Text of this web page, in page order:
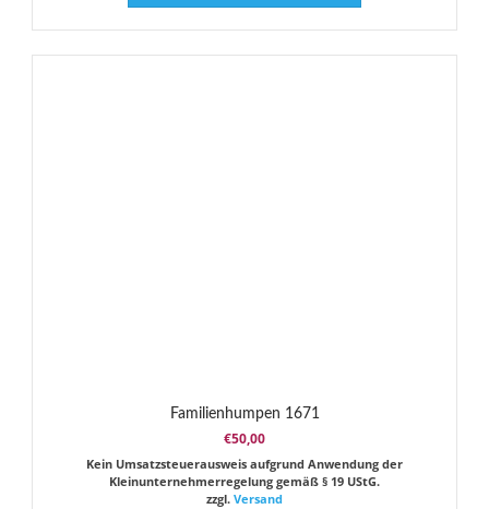
weist
mehrere
Varianten
Familienhumpen 1671
€50,00
Kein Umsatzsteuerausweis aufgrund Anwendung der
Kleinunternehmerregelung gemäß § 19 UStG.
zzgl. Versand